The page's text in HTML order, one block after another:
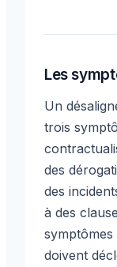
Les
Un
trois
des
des
à des
doivent